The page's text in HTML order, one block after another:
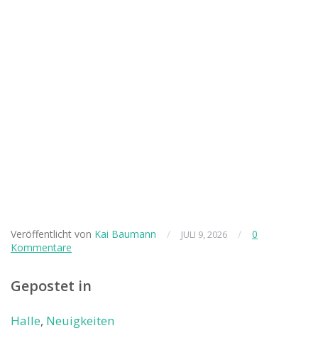
Veröffentlicht von Kai Baumann / JULI 9, 2026 /
0
Kommentare
Gepostet in
Halle, Neuigkeiten